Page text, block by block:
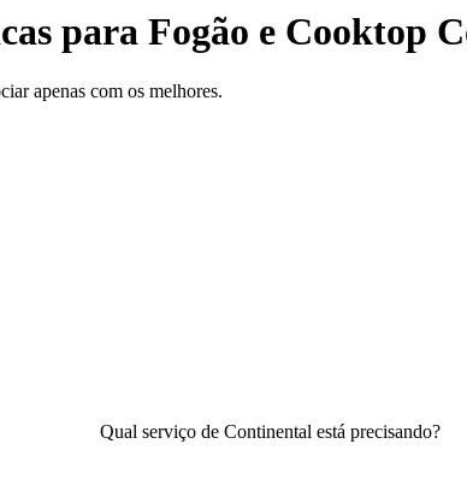
para Fogão e Cooktop
apenas com os melhores.
Qual serviço de Continental está precisando?